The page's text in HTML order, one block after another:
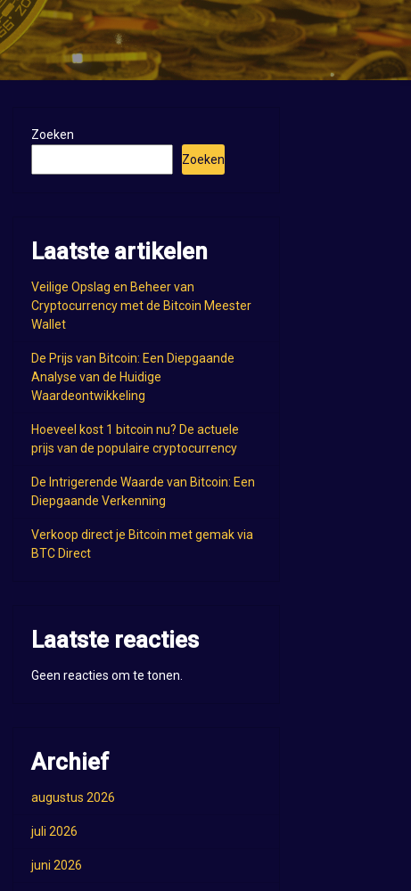
Zoeken
Zoeken
Laatste artikelen
Veilige Opslag en Beheer van
Cryptocurrency met de Bitcoin Meester
Wallet
De Prijs van Bitcoin: Een Diepgaande
Analyse van de Huidige
Waardeontwikkeling
Hoeveel kost 1 bitcoin nu? De actuele
prijs van de populaire cryptocurrency
De Intrigerende Waarde van Bitcoin: Een
Diepgaande Verkenning
Verkoop direct je Bitcoin met gemak via
BTC Direct
Laatste reacties
Geen reacties om te tonen.
Archief
augustus 2026
juli 2026
juni 2026